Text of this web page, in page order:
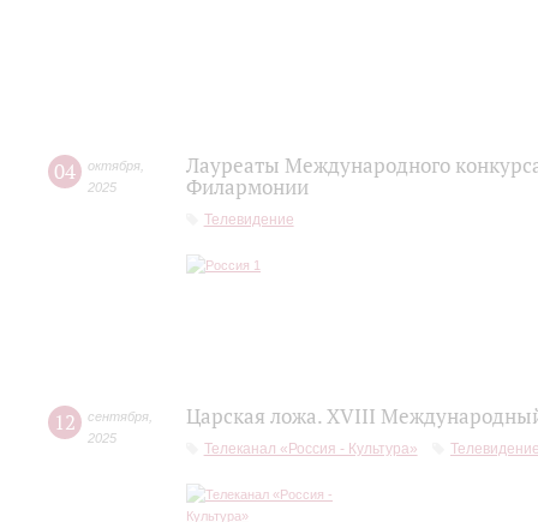
04 октября
2025
Лауреаты Международного
Филармонии
Телевидение
12 сентября
2025
Царская ложа. XVIII
Телеканал «Россия - Культура»